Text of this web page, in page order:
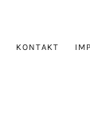
KONTAKT